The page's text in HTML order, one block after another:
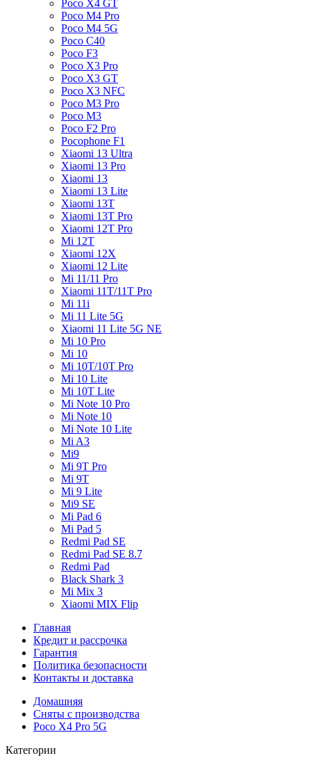
Poco X4 GT
Poco M4 Pro
Poco M4 5G
Poco C40
Poco F3
Poco X3 Pro
Poco X3 GT
Poco X3 NFC
Poco M3 Pro
Poco M3
Poco F2 Pro
Pocophone F1
Xiaomi 13 Ultra
Xiaomi 13 Pro
Xiaomi 13
Xiaomi 13 Lite
Xiaomi 13T
Xiaomi 13T Pro
Xiaomi 12T Pro
Mi 12T
Xiaomi 12X
Xiaomi 12 Lite
Mi 11/11 Pro
Xiaomi 11T/11T Pro
Mi 11i
Mi 11 Lite 5G
Xiaomi 11 Lite 5G NE
Mi 10 Pro
Mi 10
Mi 10T/10T Pro
Mi 10 Lite
Mi 10T Lite
Mi Note 10 Pro
Mi Note 10
Mi Note 10 Lite
Mi A3
Mi9
Mi 9T Pro
Mi 9T
Mi 9 Lite
Mi9 SE
Mi Pad 6
Mi Pad 5
Redmi Pad SE
Redmi Pad SE 8.7
Redmi Pad
Black Shark 3
Mi Mix 3
Xiaomi MIX Flip
Главная
Кредит и рассрочка
Гарантия
Политика безопасности
Контакты и доставка
Домашняя
Сняты с производства
Poco X4 Pro 5G
Категории